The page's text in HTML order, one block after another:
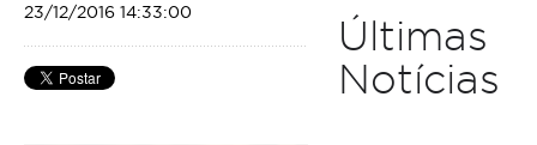
23/12/2016 14:33:00
Últimas
Notícias